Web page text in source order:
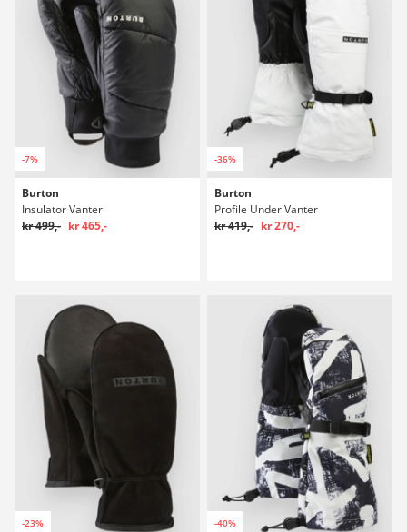
-7%
Burton
Insulator Vanter
kr 499,- kr 465,-
-36%
Burton
Profile Under Vanter
kr 419,- kr 270,-
-23% -40%